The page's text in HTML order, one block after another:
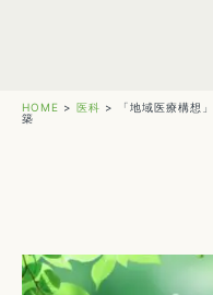
HOME > 医科 >
「地域医療構想
築